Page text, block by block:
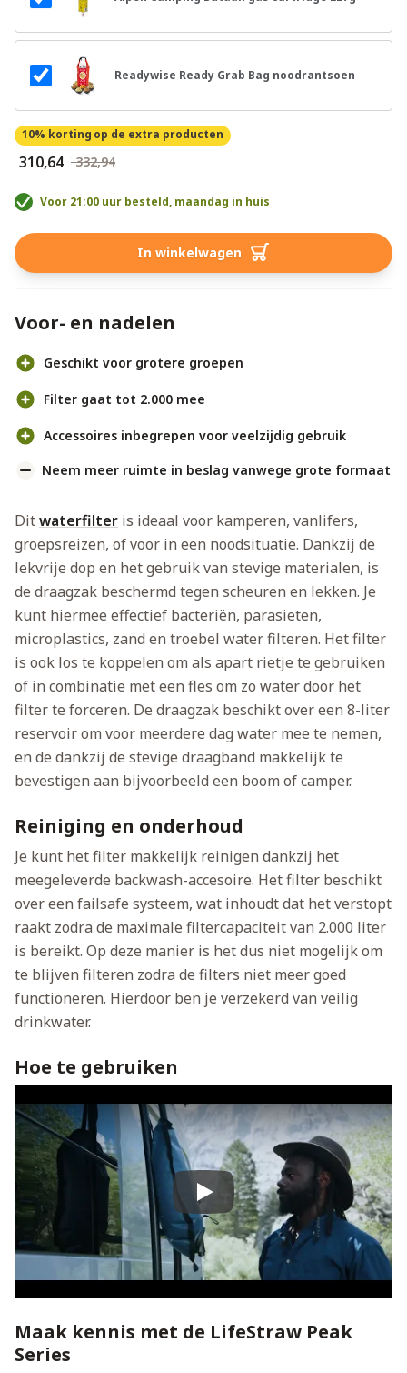
Readywise Ready Grab Bag noodrantsoen
10% korting op de extra producten
€ 310,64 € 332,94
Voor 21:00 uur besteld, maandag in huis
In winkelwagen
Voor- en nadelen
Geschikt voor grotere groepen
Filter gaat tot 2.000 mee
Accessoires inbegrepen voor veelzijdig gebruik
Neem meer ruimte in beslag vanwege grote formaat
Ditwaterfilter is ideaal voor kamperen, vanlifers,
groepsreizen, of voor in een noodsituatie. Dankzij de
lekvrije dop en het gebruik van stevige materialen, is
de draagzak beschermd tegen scheuren en lekken. Je
kunt hiermee effectief bacteriën, parasieten,
microplastics, zand en troebel water filteren. Het filter
is ook los te koppelen om als apart rietje te gebruiken
of in combinatie met een fles om zo water door het
filter te forceren. De draagzak beschikt over een 8-liter
reservoir om voor meerdere dag water mee te nemen,
en de dankzij de stevige draagband makkelijk te
bevestigen aan bijvoorbeeld een boom of camper.
Reiniging en onderhoud
Je kunt het filter makkelijk reinigen dankzij het
meegeleverde backwash-accesoire. Het filter beschikt
over een failsafe systeem, wat inhoudt dat het verstopt
raakt zodra de maximale filtercapaciteit van 2.000 liter
is bereikt. Op deze manier is het dus niet mogelijk om
te blijven filteren zodra de filters niet meer goed
functioneren. Hierdoor ben je verzekerd van veilig
drinkwater.
Hoe te gebruiken
Play
Maak kennis met de LifeStraw Peak
Series